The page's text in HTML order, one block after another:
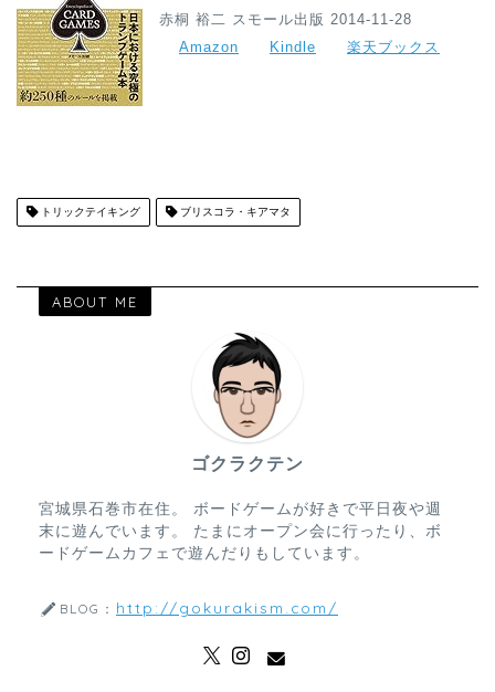
赤桐 裕二 スモール出版 2014-11-28
Amazon
Kindle 楽天ブックス
トリックテイキング ブリスコラ・キアマタ
ABOUT ME
ゴクラクテン
宮城県石巻市在住。 ボードゲームが好きで平日夜や週
末に遊んでいます。 たまにオープン会に行ったり、ボ
ードゲームカフェで遊んだりもしています。
BLOG： http://gokurakism.com/